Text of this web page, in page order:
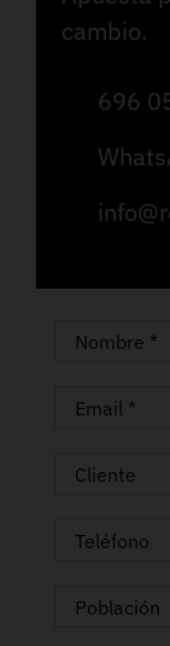
cambio.
696